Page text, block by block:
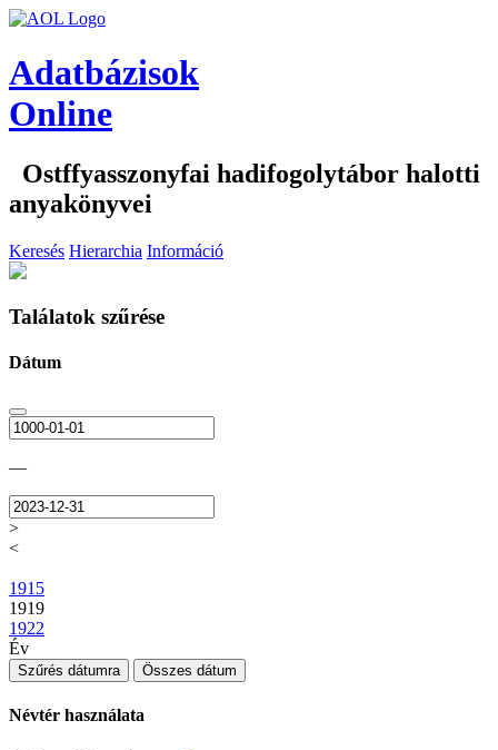
Adatbázisok
Online
Ostffyasszonyfai hadifogolytábor halotti
anyakönyvei
Keresés Hierarchia Információ
Találatok szűrése
Dátum
—
>
<
1915
1919
1922
Év
Szűrés dátumra Összes dátum
Névtér használata